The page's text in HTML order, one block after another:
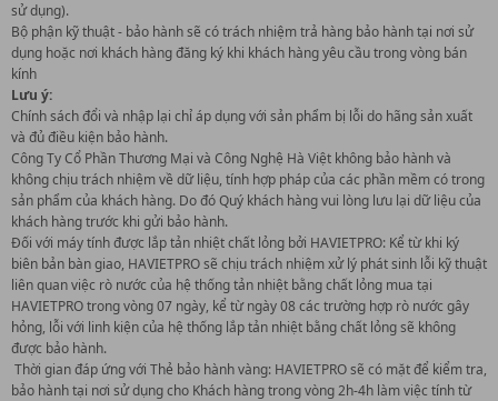
sử dụng).
Bộ phận kỹ thuật - bảo hành sẽ có trách nhiệm trả hàng bảo hành tại nơi sử
dụng hoặc nơi khách hàng đăng ký khi khách hàng yêu cầu trong vòng bán
kính
Lưu ý:
Chính sách đổi và nhập lại chỉ áp dụng với sản phẩm bị lỗi do hãng sản xuất
và đủ điều kiện bảo hành.
Công Ty Cổ Phần Thương Mại và Công Nghệ Hà Việt không bảo hành và
không chịu trách nhiệm về dữ liệu, tính hợp pháp của các phần mềm có trong
sản phẩm của khách hàng. Do đó Quý khách hàng vui lòng lưu lại dữ liệu của
khách hàng trước khi gửi bảo hành.
Đối với máy tính được lắp tản nhiệt chất lỏng bởi HAVIETPRO: Kể từ khi ký
biên bản bàn giao, HAVIETPRO sẽ chịu trách nhiệm xử lý phát sinh lỗi kỹ thuật
liên quan việc rò nước của hệ thống tản nhiệt bằng chất lỏng mua tại
HAVIETPRO trong vòng 07 ngày, kể từ ngày 08 các trường hợp rò nước gây
hỏng, lỗi với linh kiện của hệ thống lắp tản nhiệt bằng chất lỏng sẽ không
được bảo hành.
Thời gian đáp ứng với Thẻ bảo hành vàng: HAVIETPRO sẽ có mặt để kiểm tra,
bảo hành tại nơi sử dụng cho Khách hàng trong vòng 2h-4h làm việc tính từ